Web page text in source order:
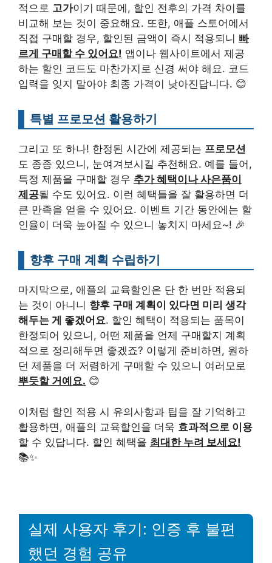
적으로 고가이기 때문에, 할인 전후의 가격 차이를
비교해 보는 것이 중요해요. 또한, 애플 스토어에서
직접 구매할 경우, 할인된 금액이 즉시 적용되니 빠
르게 구매할 수 있어요! 앱이나 웹사이트에서 제공
하는 할인 코드도 마찬가지로 신경 써야 해요. 코드
입력을 잊지 말아야 최종 가격이 낮아진답니다. 😊
특별 프로모션 활용하기
그리고 또 하나! 한정된 시간에 제공되는 프로모션
도 종종 있으니, 눈여겨보시길 추천해요. 예를 들어,
특정 제품을 구매할 경우 추가 혜택이나 사은품이
제공될 수도 있어요. 이런 혜택들을 잘 활용하면 더
큰 만족을 얻을 수 있어요. 이벤트 기간 동안에는 할
인율이 더욱 높아질 수 있으니 놓치지 마세요~! 🎉
향후 구매 계획 수립하기
마지막으로, 애플의 교육할인은 단 한 번만 적용되
는 것이 아니니 향후 구매 계획이 있다면 미리 생각
해두는 게 좋겠어요. 할인 혜택이 적용되는 품목이
한정되어 있으니, 어떤 제품을 언제 구매할지 계획
적으로 정리해두면 좋겠죠? 이렇게 준비하면, 원하
던 제품을 더 저렴하게 구매할 수 있으니 여러모로
뿌듯할 거예요. 😊
이처럼 할인 적용 시 유의사항과 팁을 잘 기억하고
활용하면, 애플의 교육할인을 더욱 효과적으로 이용
할 수 있답니다. 할인 혜택을 최대한 누려 보세요!
📚✨
실제 사용자 후기: 인증 후 불편
했던 경험 공유